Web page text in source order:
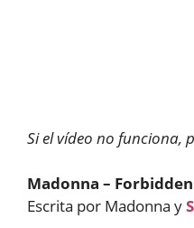
Si el vídeo no funciona,
Madonna –
Escrita por Madonna y